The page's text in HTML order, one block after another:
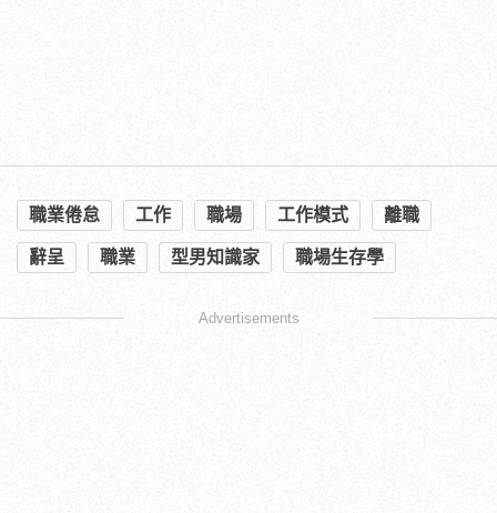
職業倦怠 工作 職場 工作模式 離職
辭呈 職業 型男知識家 職場生存學
Advertisements